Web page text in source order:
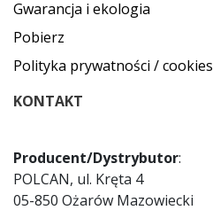
Gwarancja i ekologia
Pobierz
Polityka prywatności / cookies
KONTAKT
Producent/Dystrybutor:
POLCAN, ul. Kręta 4
05-850 Ożarów Mazowiecki